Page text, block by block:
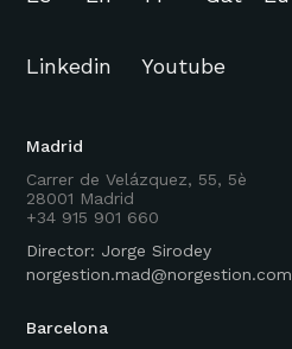
Madrid
Carrer de Velázquez, 55, 5è
28001 Madrid
+34 915 901 660
Director: Jorge Sirodey
norgestion.mad@norgestion.com
Barcelona
Linkedin Youtube